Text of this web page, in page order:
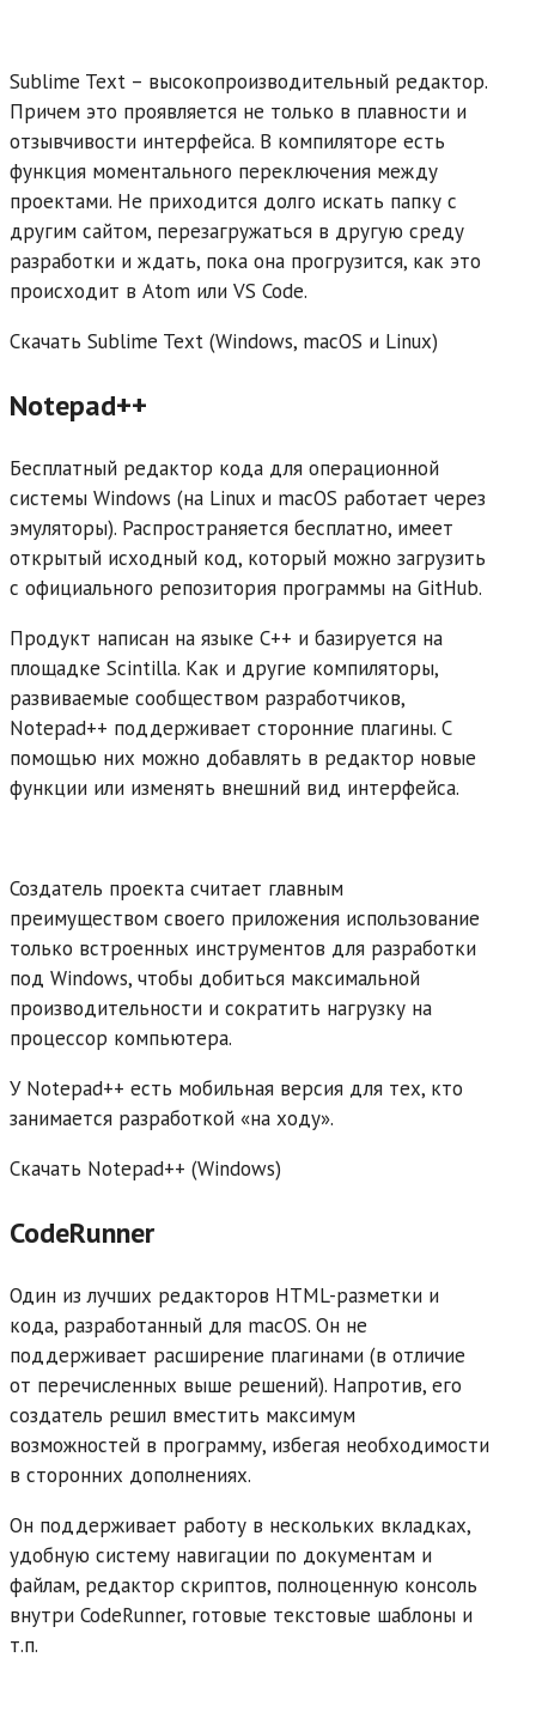
Sublime Text – высокопроизводительный редактор.
Причем это проявляется не только в плавности и
отзывчивости интерфейса. В компиляторе есть
функция моментального переключения между
проектами. Не приходится долго искать папку с
другим сайтом, перезагружаться в другую среду
разработки и ждать, пока она прогрузится, как это
происходит в Atom или VS Code.
Скачать Sublime Text (Windows, macOS и Linux)
Notepad++
Бесплатный редактор кода для операционной
системы Windows (на Linux и macOS работает через
эмуляторы). Распространяется бесплатно, имеет
открытый исходный код, который можно загрузить
с официального репозитория программы на GitHub.
Продукт написан на языке С++ и базируется на
площадке Scintilla. Как и другие компиляторы,
развиваемые сообществом разработчиков,
Notepad++ поддерживает сторонние плагины. С
помощью них можно добавлять в редактор новые
функции или изменять внешний вид интерфейса.
Создатель проекта считает главным
преимуществом своего приложения использование
только встроенных инструментов для разработки
под Windows, чтобы добиться максимальной
производительности и сократить нагрузку на
процессор компьютера.
У Notepad++ есть мобильная версия для тех, кто
занимается разработкой «на ходу».
Скачать Notepad++ (Windows)
CodeRunner
Один из лучших редакторов HTML-разметки и
кода, разработанный для macOS. Он не
поддерживает расширение плагинами (в отличие
от перечисленных выше решений). Напротив, его
создатель решил вместить максимум
возможностей в программу, избегая необходимости
в сторонних дополнениях.
Он поддерживает работу в нескольких вкладках,
удобную систему навигации по документам и
файлам, редактор скриптов, полноценную консоль
внутри CodeRunner, готовые текстовые шаблоны и
т.п.